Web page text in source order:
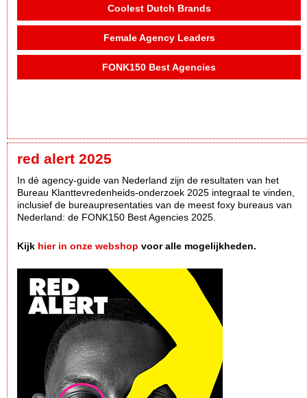
Coolest Dutch Brands
Female Agency Leaders
FONK150 Best Agencies
red alert 2025
In dè agency-guide van Nederland zijn de resultaten van het
Bureau Klanttevredenheids-onderzoek 2025 integraal te vinden,
inclusief de bureaupresentaties van de meest foxy bureaus van
Nederland: de FONK150 Best Agencies 2025.
Kijk hier in onze webshop voor alle mogelijkheden.